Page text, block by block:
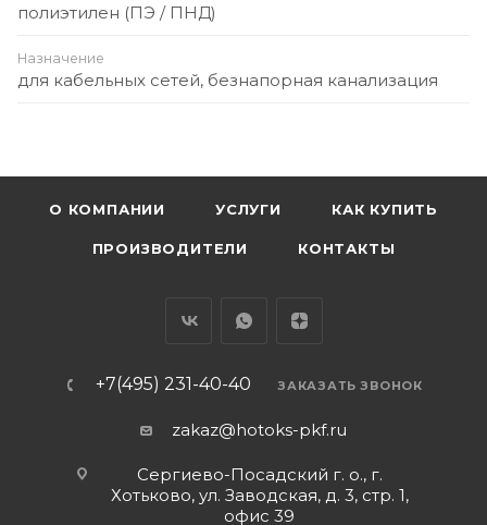
полиэтилен (ПЭ / ПНД)
Назначение
для кабельных сетей, безнапорная канализация
О КОМПАНИИ УСЛУГИ КАК КУПИТЬ
ПРОИЗВОДИТЕЛИ КОНТАКТЫ
+7(495) 231-40-40 ЗАКАЗАТЬ ЗВОНОК
zakaz@hotoks-pkf.ru
Сергиево-Посадский г. о., г.
Хотьково, ул. Заводская, д. 3, стр. 1,
офис 39